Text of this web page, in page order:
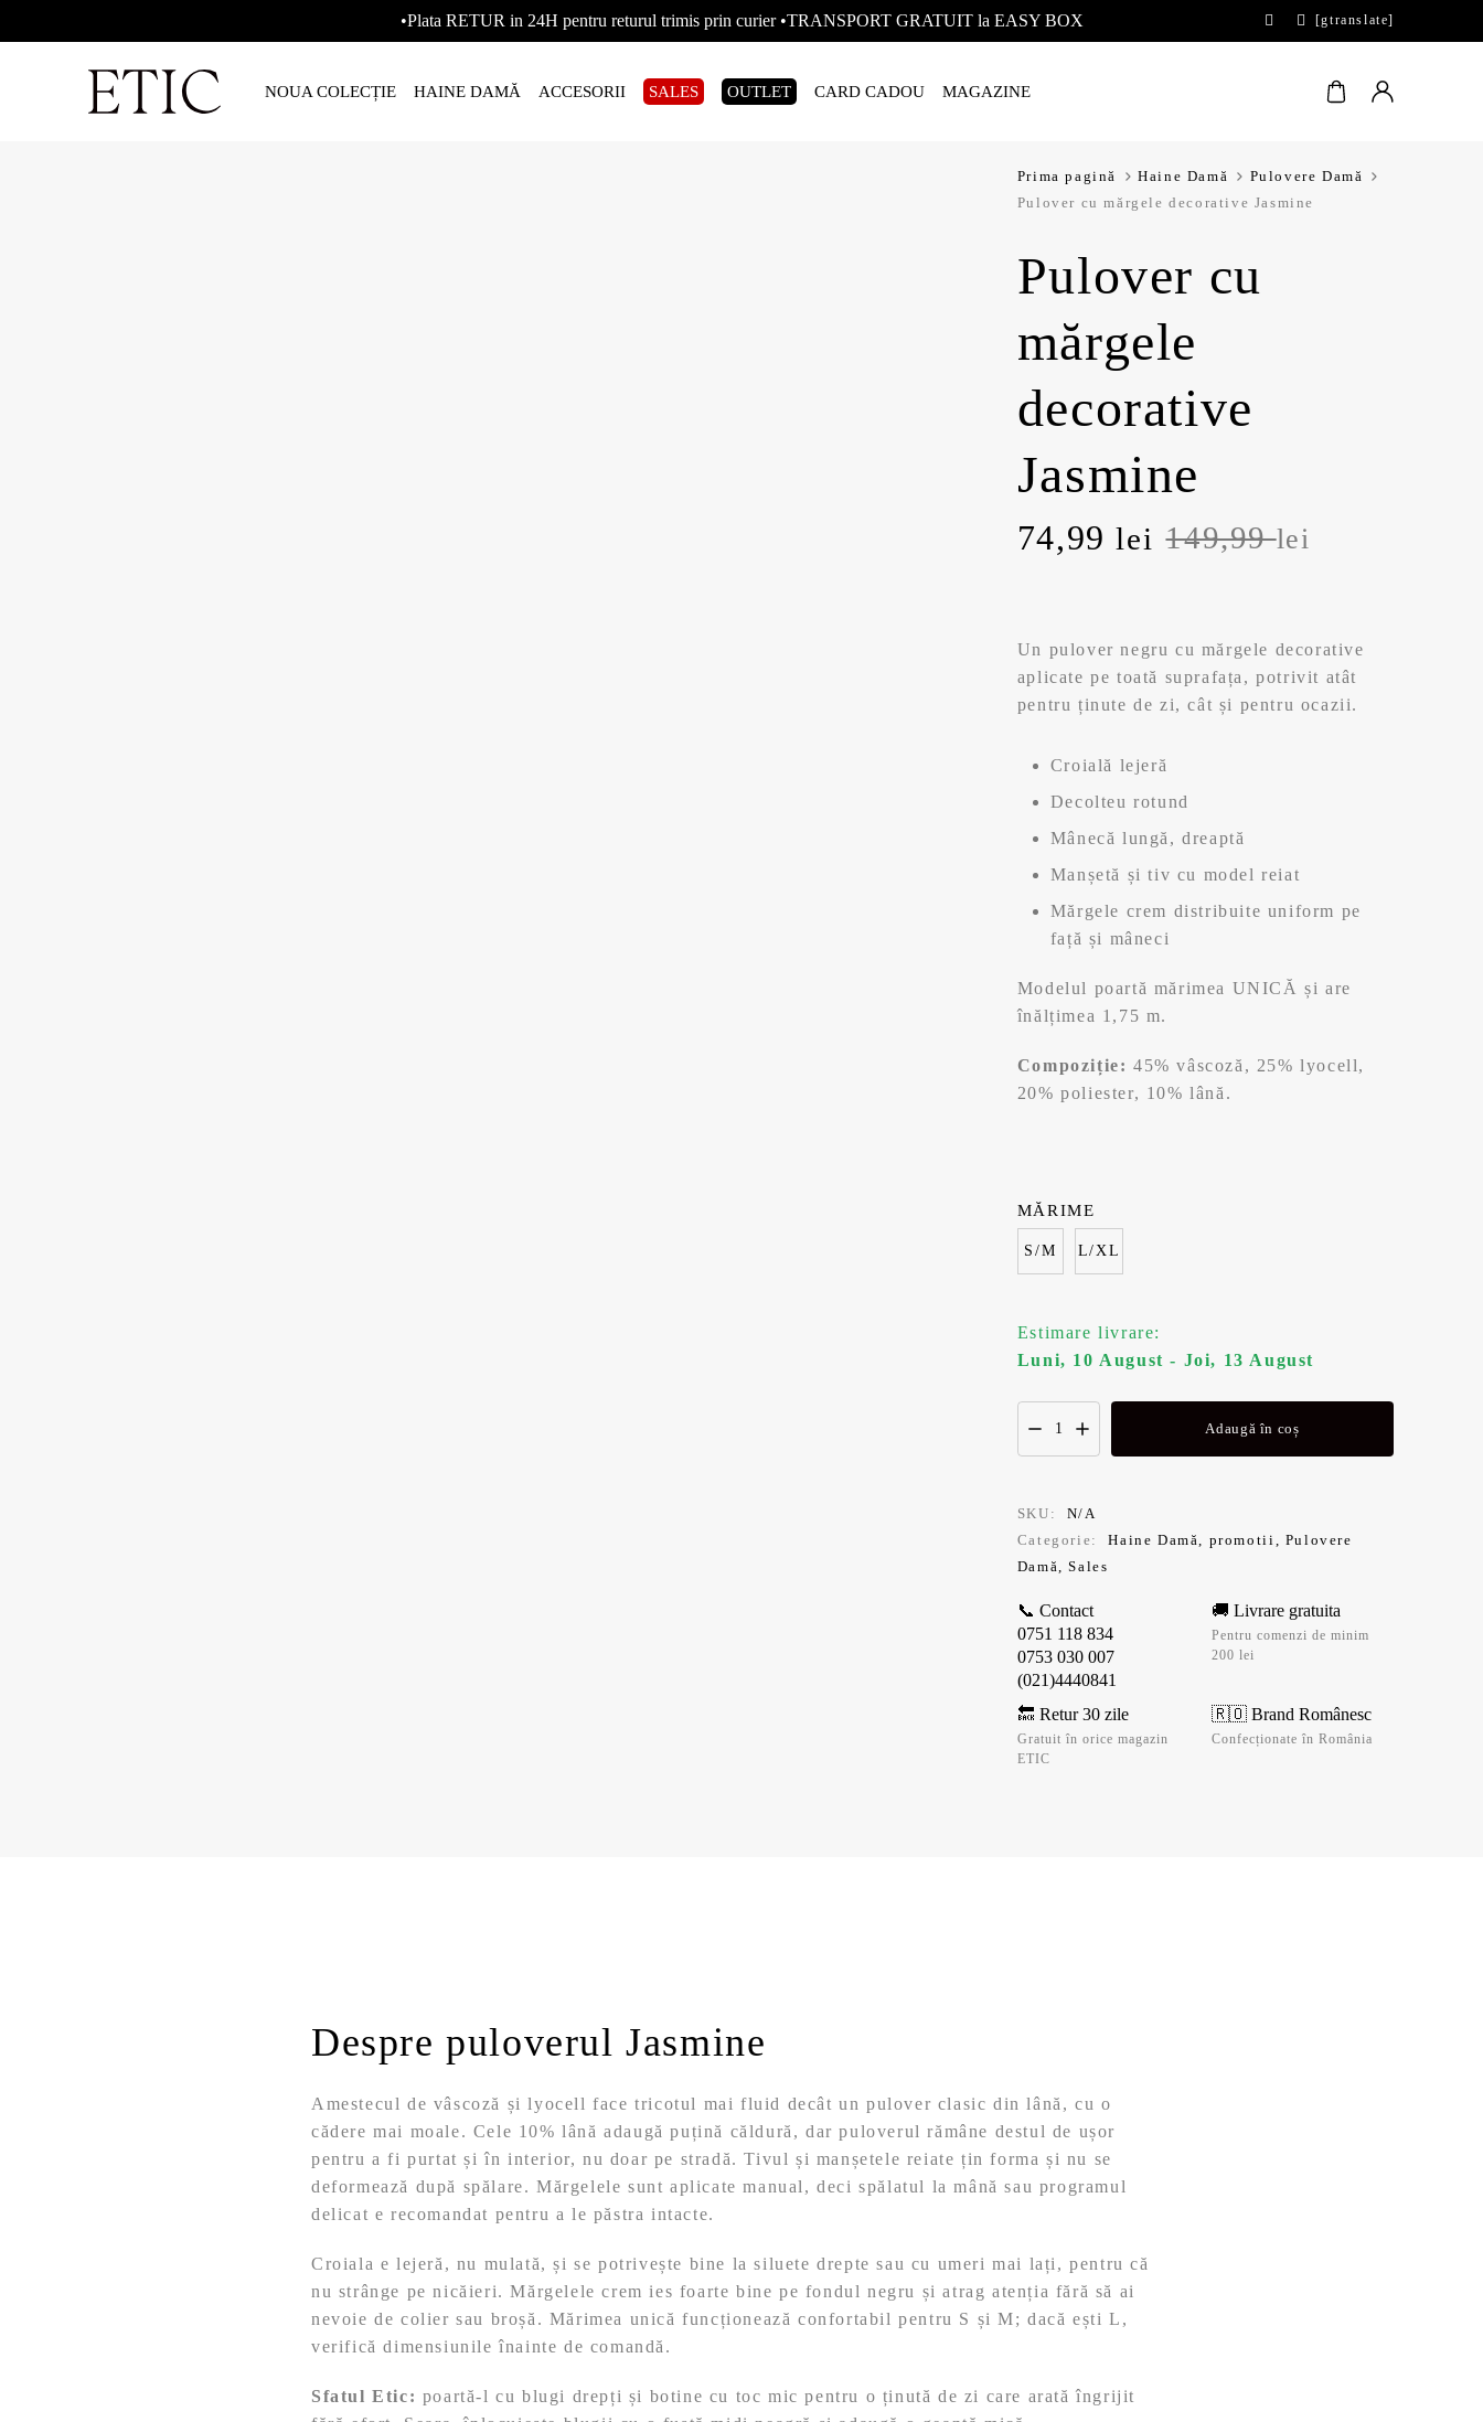
•Plata RETUR in 24H pentru returul trimis prin curier •TRANSPORT GRATUIT la EASY BOX [gtranslate]
NOUA COLECȚIE HAINE DAMĂ ACCESORII SALES OUTLET CARD CADOU MAGAZINE
Prima pagină Haine Damă
Pulovere Damă
Pulover cu mărgele decorative Jasmine
Pulover cu
mărgele
decorative
Jasmine
149,99lei
Prețul
a
fost:
74,99lei
Prețul
este:
74,99 lei.
Un pulover negru cu mărgele decorative
aplicate pe toată suprafața, potrivit atât
pentru ținute de zi, cât și pentru ocazii.
Croială lejeră
Decolteu rotund
Mânecă lungă, dreaptă
Manșetă și tiv cu model reiat
Mărgele crem distribuite uniform pe
față și mâneci
Modelul poartă mărimea UNICĂ și are
înălțimea 1,75 m.
Compoziție: 45% vâscoză, 25% lyocell,
20% poliester, 10% lână.
S/M L/XL
MĂRIME
Estimare livrare:
Luni, 10 August - Joi, 13 August
Adaugă în coș
SKU:
N/A
Categorie:
Haine Damă, promotii, Pulovere
Damă,Sales
📞 Contact
0751 118 834
0753 030 007
(021)4440841
🚚 Livrare gratuita
Pentru comenzi de minim
200 lei
🔙 Retur 30 zile
Gratuit în orice magazin
ETIC
🇷🇴 Brand Românesc
Confecționate în România
Despre puloverul Jasmine
Amestecul de vâscoză și lyocell face tricotul mai fluid decât un pulover clasic din lână, cu o
cădere mai moale. Cele 10% lână adaugă puțină căldură, dar puloverul rămâne destul de ușor
pentru a fi purtat și în interior, nu doar pe stradă. Tivul și manșetele reiate țin forma și nu se
deformează după spălare. Mărgelele sunt aplicate manual, deci spălatul la mână sau programul
delicat e recomandat pentru a le păstra intacte.
Croiala e lejeră, nu mulată, și se potrivește bine la siluete drepte sau cu umeri mai lați, pentru că
nu strânge pe nicăieri. Mărgelele crem ies foarte bine pe fondul negru și atrag atenția fără să ai
nevoie de colier sau broșă. Mărimea unică funcționează confortabil pentru S și M; dacă ești L,
verifică dimensiunile înainte de comandă.
Sfatul Etic: poartă-l cu blugi drepți și botine cu toc mic pentru o ținută de zi care arată îngrijit